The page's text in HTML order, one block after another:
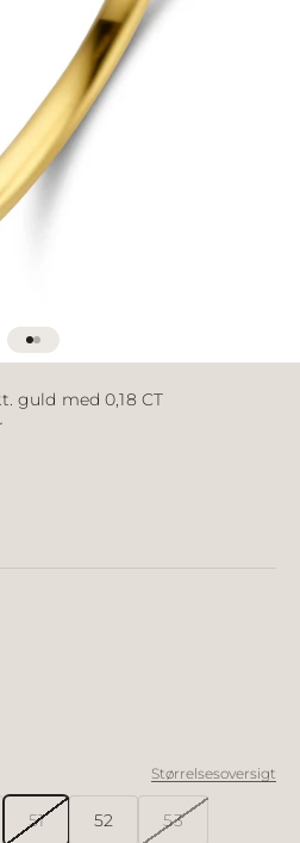
Gå til element 1
Gå til element 2
guld med 0,18 CT
Størrelsesoversigt
51 52 53